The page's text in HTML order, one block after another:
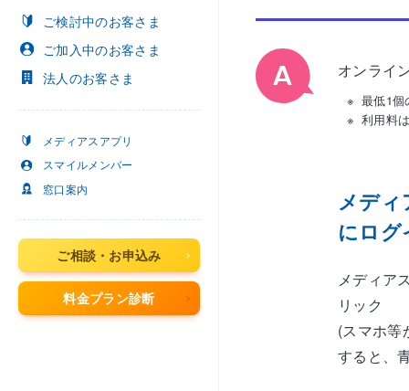
ご検討中のお客さま
ご加入中のお客さま
法人 のお客さま
メディアスアプリ
スマイルメンバー
窓口案内
ご相談・お申込み
料金プラン診断
オンライ
最低1個
利用料
メディ
にロ
メディア
リック
(スマホ等
すると、